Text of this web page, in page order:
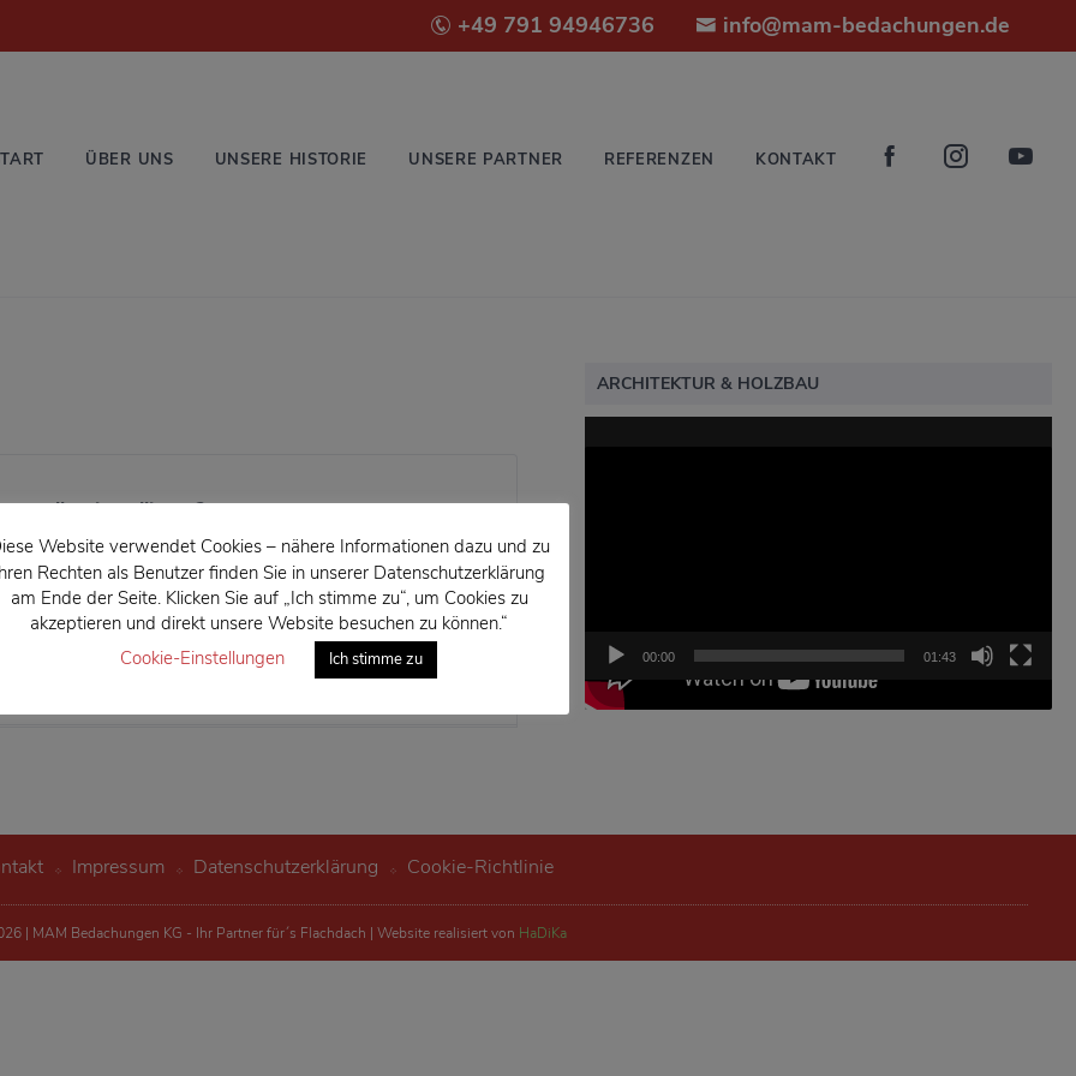
+49 791 94946736 info@mam-bedachungen.de
ÜBER UNS UNSERE HISTORIE UNSERE PARTNER REFERENZEN KONTAKT
selbst installieren?
sadipscing elitr, sed diam nonumy eirmod tempor
aliquyam erat, sed diam [ … ]
ARCHITEKTUR & HOLZBAU
00:00 01:43
Impressum Datenschutzerklärung Cookie-Richtlinie
| MAM Bedachungen KG - Ihr Partner für´s Flachdach | Website realisiert von HaDiKa
Website verwendet Cookies – nähere Informationen dazu und zu
Rechten als Benutzer finden Sie in unserer Datenschutzerklärung
am Ende der Seite. Klicken Sie auf „Ich stimme zu“, um Cookies zu
akzeptieren und direkt unsere Website besuchen zu können.“
Cookie-Einstellungen
Ich stimme zu